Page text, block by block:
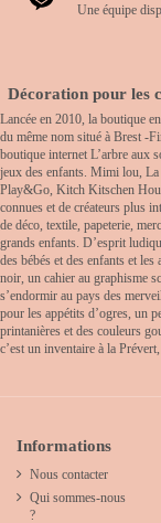
Une équipe
Décoration pour les
Lancée en 2010, la boutique
du même nom situé à Brest -
boutique internet L’arbre aux
jeux des enfants. Mimi lou,
Play&Go, Kitch Kitschen
connues et de créateurs plus
de déco, textile, papeterie,
grands enfants. D’esprit
des bébés et des enfants et
noir, un cahier au graphisme
s’endormir au pays des
pour les appétits d’ogres, un
printanières et des couleurs
c’est un inventaire à la
Informations
Nous contacter
Qui sommes-nous
?